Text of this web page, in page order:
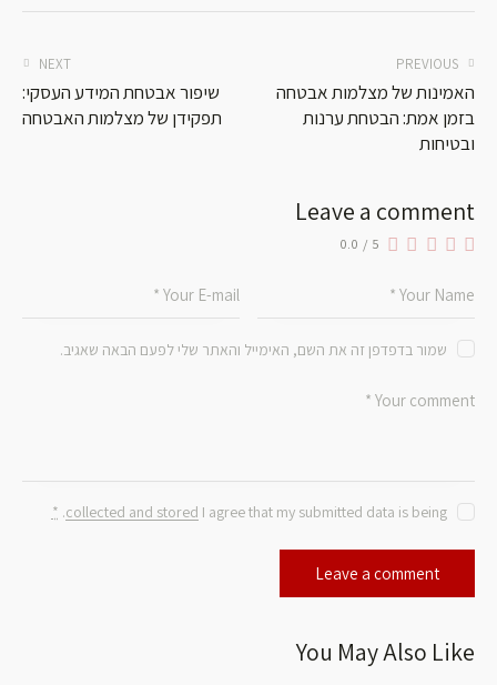
PREVIOUS
האמינות של מצלמות אבטחה
בזמן אמת: הבטחת ערנות
ובטיחות
NEXT
שיפור אבטחת המידע העסקי:
תפקידן של מצלמות האבטחה
Leave a comment
0.0 / 5
שמור בדפדפן זה את השם, האימייל והאתר שלי לפעם הבאה שאגיב.
I agree that my submitted data is being
collected and stored
.
*
You May Also Like